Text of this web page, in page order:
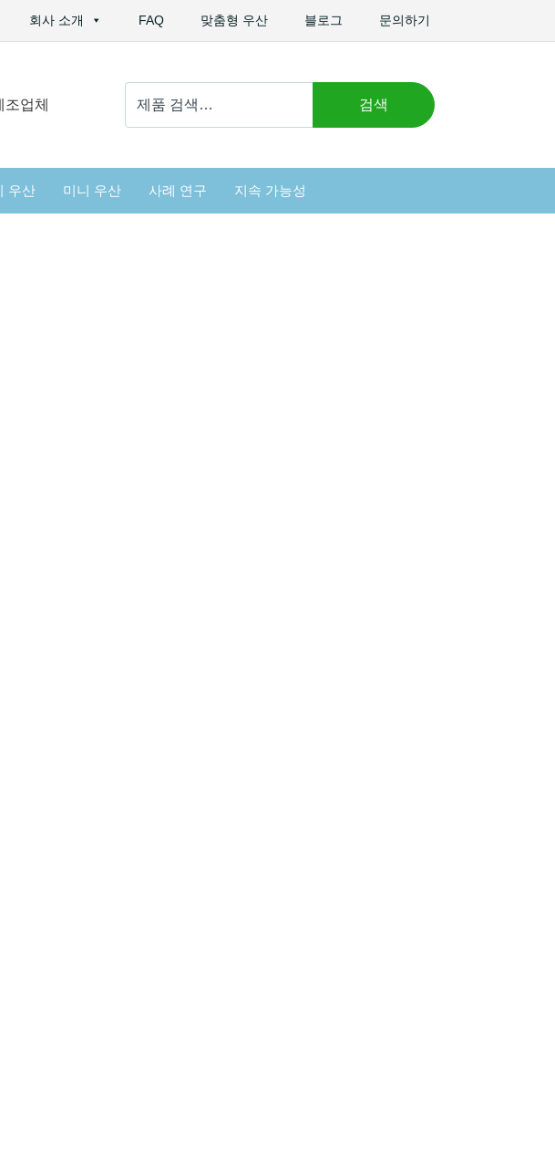
회사 소개 FAQ 맞춤형 우산 블로그 문의하기
업체
색
검색
우산 미니 우산 사례 연구 지속 가능성